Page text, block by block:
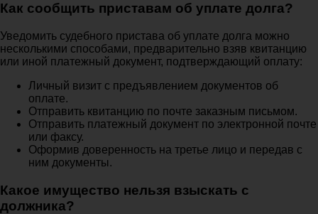
Как сообщить приставам об уплате долга?
Уведомить судебного пристава об уплате долга можно
несколькими способами, предварительно взяв квитанцию
или иной платежный документ, подтверждающий оплату:
Личный визит с предъявлением документов об
оплате.
Отправить квитанцию по почте заказным письмом.
Отправить платежный документ по электронной почте
или факсу.
Оформив доверенность на третье лицо и передав с
ним документы.
Какое имущество нельзя взыскать с
должника?